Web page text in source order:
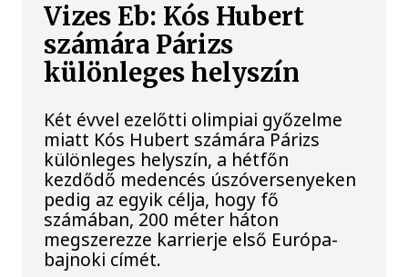
Vizes Eb: Kós Hubert
számára Párizs
különleges helyszín
Két évvel ezelőtti olimpiai győzelme
miatt Kós Hubert számára Párizs
különleges helyszín, a hétfőn
kezdődő medencés úszóversenyeken
pedig az egyik célja, hogy fő
számában, 200 méter háton
megszerezze karrierje első Európa-
bajnoki címét.